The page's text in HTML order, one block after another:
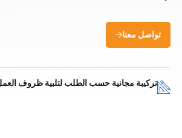
تواصل معنا
تركيبة مجانية حسب الطلب لتلبية ظروف العمل